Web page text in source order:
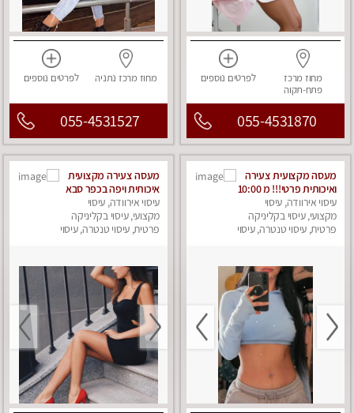
מחוז מרכז
פתח-תקוה
לפרטים נוספים
055-4531870
מחוז מרכז נתניה לפרטים נוספים
055-4531527
מעסה מקצועית צעירה
ואיכותית פרטי!!! מ 10:00
בבוקר עד 18:00 בערב.
עיסוי אירוודה, עיסוי
מקצועי, עיסוי בקליניקה
פרטית, עיסוי טנטרה, עיסוי
מעסה צעירה מקצועית
איכותית ויפה בכפר סבא
עיסוי אירוודה, עיסוי
מקצועי, עיסוי בקליניקה
פרטית, עיסוי טנטרה, עיסוי